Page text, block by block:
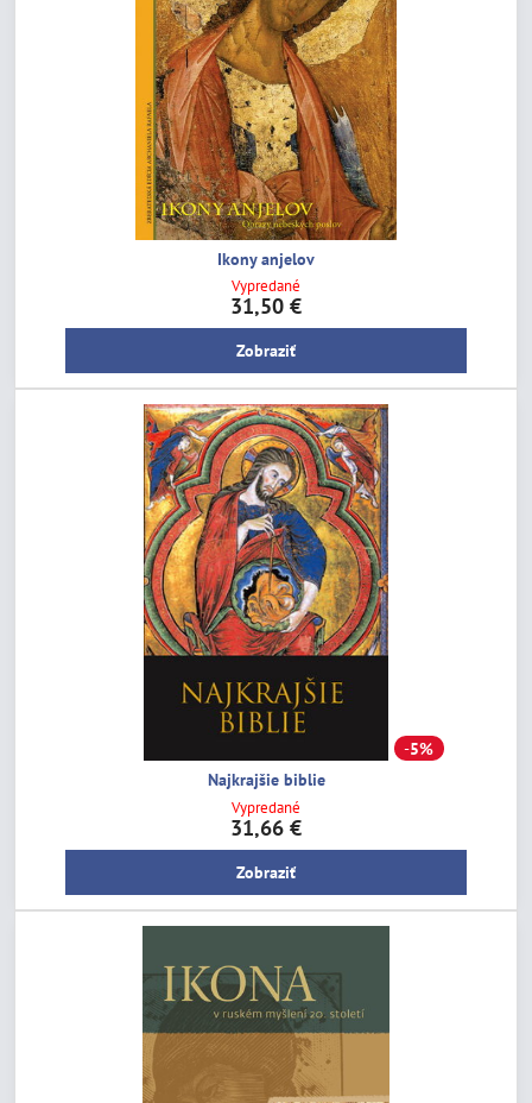
Ikony anjelov
Vypredané
31,50 €
Zobraziť
5%
Najkrajšie biblie
Vypredané
31,66 €
Zobraziť